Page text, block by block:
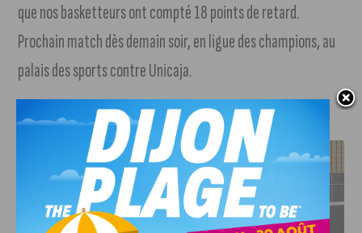
que nos basketteurs ont compté 18 points de retard.
Prochain match dès demain soir, en ligue des champions, au
palais des sports contre Unicaja.
J'AIME LE DFCO